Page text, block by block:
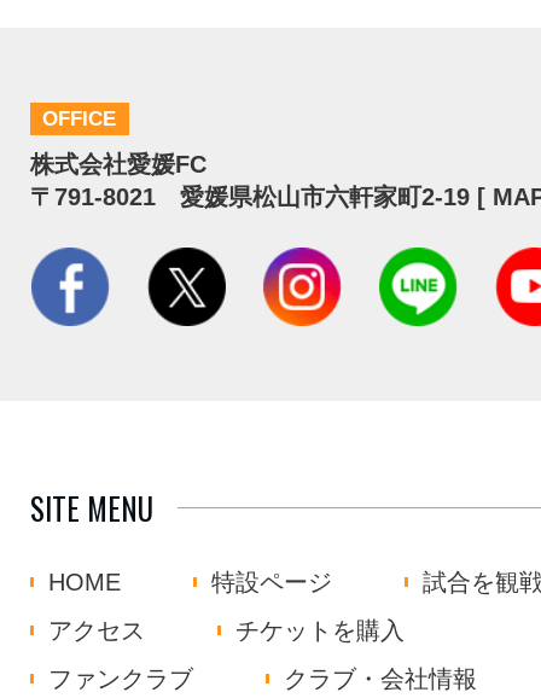
OFFICE
株式会社愛媛FC
〒791-8021 愛媛県松山市六軒家町2-19 [
SITE MENU
HOME 特設ページ
試合を観
アクセス
チケットを購入
ファンクラブ
クラブ・会社情報